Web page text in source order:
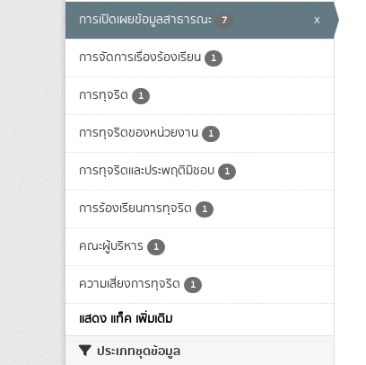
การเปิดเผยข้อมูลสาธารณะ 7 x
การจัดการเรื่องร้องเรียน 1
การทุจริต 1
การทุจริตของหน่วยงาน 1
การทุจริตและประพฤติมิชอบ 1
การร้องเรียนการทุจริต 1
คณะผู้บริหาร 1
ความเสี่ยงการทุจริต 1
แสดง แท็ค เพิ่มเติม
ประเภทชุดข้อมูล